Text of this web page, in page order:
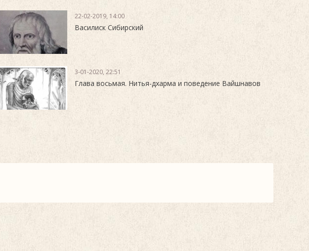
22-02-2019, 14:00
Василиск Сибирский
3-01-2020, 22:51
Глава восьмая. Нитья-дхарма и поведение Вайшнавов